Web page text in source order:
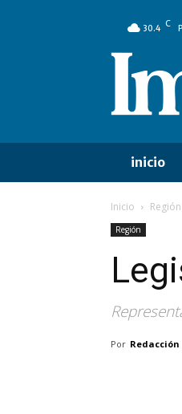
30.4 C
inicio
Inicio Región
Región
Por